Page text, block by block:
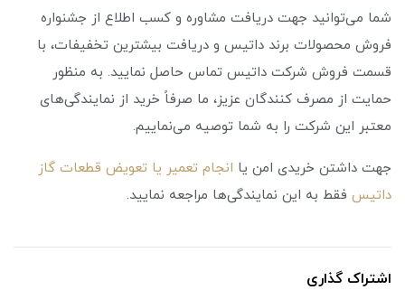
شما می‌توانید جهت دریافت مشاوره و کسب اطلاع از جشنواره
فروش محصولات برند داتیس و دریافت بیشترین تخفیفات، با
قسمت فروش شرکت داتیس تماس حاصل نمایید. به منظور
حمایت از مصرف کنندگان عزیز، ما صرفاً خرید از نمایندگی‌های
معتبر این شرکت را به شما توصیه می‌نماییم.
جهت داشتن خریدی امن یا انجام تعمیر یا تعویض قطعات گاز
داتیس فقط به این نمایندگی‌ها مراجعه نمایید.
اشتراک گذاری